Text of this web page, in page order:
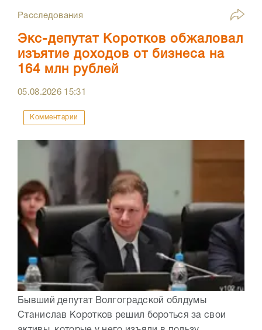
Расследования
Экс-депутат Коротков обжаловал
изъятие доходов от бизнеса на
164 млн рублей
05.08.2026 15:31
Комментарии
Бывший депутат Волгоградской облдумы
Станислав Коротков решил бороться за свои